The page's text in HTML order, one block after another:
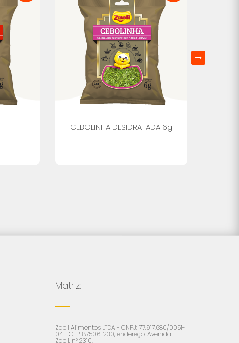
CEBOLINHA DESIDRATADA 6g
Matriz:
Zaeli Alimentos LTDA - CNPJ: 77.917.680/0051-
04 - CEP: 87506-230, endereço: Avenida
Zaeli, n° 2310.